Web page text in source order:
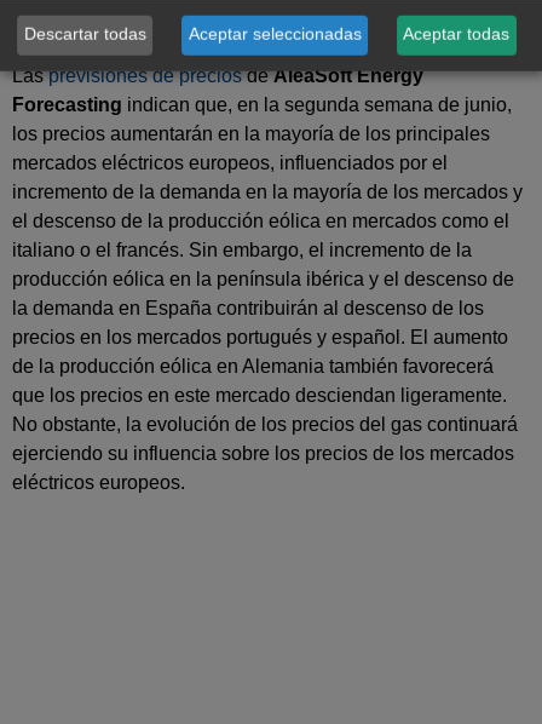
Lasprevisiones de preciosdeAleaSoft Energy
Forecasting indican que, en la segunda semana de junio,
los precios aumentarán en la mayoría de los principales
mercados eléctricos europeos, influenciados por el
incremento de la demanda en la mayoría de los mercados y
el descenso de la producción eólica en mercados como el
italiano o el francés. Sin embargo, el incremento de la
producción eólica en la península ibérica y el descenso de
la demanda en España contribuirán al descenso de los
precios en los mercados portugués y español. El aumento
de la producción eólica en Alemania también favorecerá
que los precios en este mercado desciendan ligeramente.
No obstante, la evolución de los precios del gas continuará
ejerciendo su influencia sobre los precios de los mercados
eléctricos europeos.
Descartar todas Aceptar seleccionadas Aceptar todas